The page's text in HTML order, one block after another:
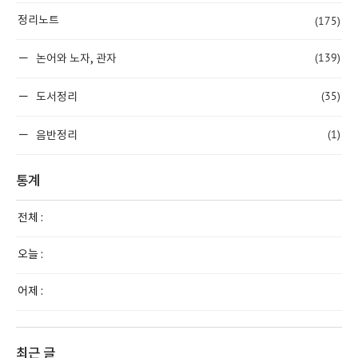
정리노트 (175)
논어와 노자, 관자 (139)
도서정리 (35)
음반정리 (1)
통계
전체 :
오늘 :
어제 :
최근 글